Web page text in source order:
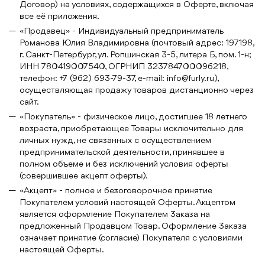
Договор) на условиях, содержащихся в Оферте, включая
все её приложения.
«Продавец» - Индивидуальный предприниматель
Романова Юлия Владимировна (почтовый адрес: 197198,
г. Санкт-Петербург, ул. Ропшинская 3-5, литера Б, пом. 1-н;
ИНН 780419007540, ОГРНИП 323784700096218,
телефон: +7 (962) 693-79-37, e-mail: info@furly.ru),
осуществляющая продажу товаров дистанционно через
сайт.
«Покупатель» - физическое лицо, достигшее 18 летнего
возраста, приобретающее Товары исключительно для
личных нужд, не связанных с осуществлением
предпринимательской деятельности, принявшее в
полном объеме и без исключений условия оферты
(совершившее акцепт оферты).
«Акцепт» - полное и безоговорочное принятие
Покупателем условий настоящей Оферты. Акцептом
является оформление Покупателем Заказа на
предложенный Продавцом Товар. Оформление Заказа
означает принятие (согласие) Покупателя с условиями
настоящей Оферты.